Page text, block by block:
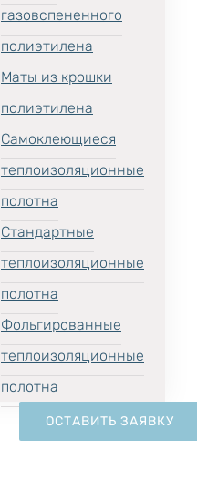
газовспененного
полиэтилена
Маты из крошки
полиэтилена
Самоклеющиеся
теплоизоляционные
полотна
Стандартные
теплоизоляционные
полотна
Фольгированные
теплоизоляционные
полотна
ОСТАВИТЬ ЗАЯВКУ